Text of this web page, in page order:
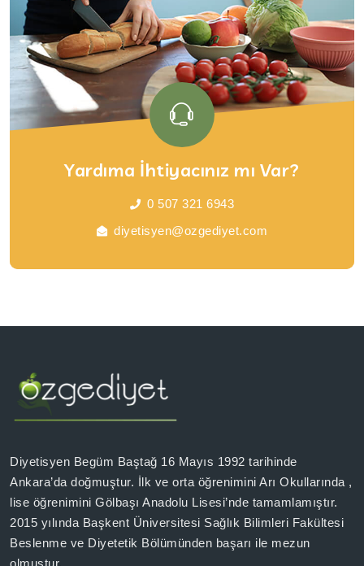
Yardıma İhtiyacınız mı Var?
0 507 321 6943
diyetisyen@ozgediyet.com
Diyetisyen Begüm Baştağ 16 Mayıs 1992 tarihinde
Ankara’da doğmuştur. İlk ve orta öğrenimini Arı Okullarında ,
lise öğrenimini Gölbaşı Anadolu Lisesi’nde tamamlamıştır.
2015 yılında Başkent Üniversitesi Sağlık Bilimleri Fakültesi
Beslenme ve Diyetetik Bölümünden başarı ile mezun